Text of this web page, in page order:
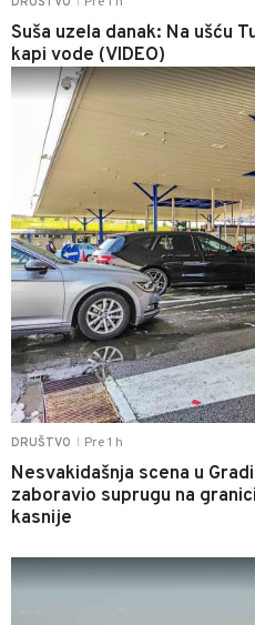
Suša uzela danak: Na ušću
kapi vode (VIDEO)
DRUŠTVO Pre 1 h
Nesvakidašnja scena u
zaboravio suprugu na
kasnije